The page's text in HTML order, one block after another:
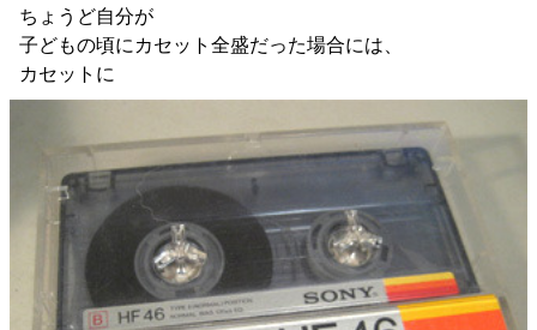
ちょうど自分が
子どもの頃にカセット全盛だった場合には、
カセットに